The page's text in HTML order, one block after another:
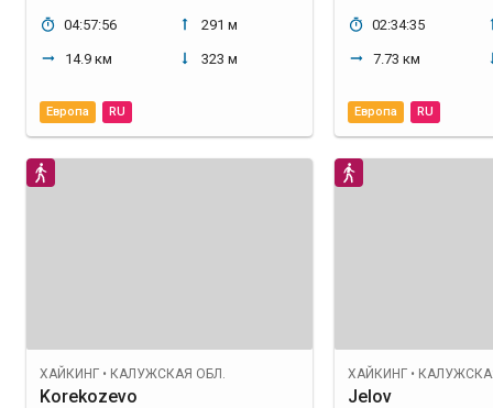
04:57:56
14.9 км
291 м
323 м
Европа RU
02:34:35
7.73 км
Европа RU
ХАЙКИНГ • КАЛУЖСКАЯ ОБЛ.
Korekozevo
ХАЙКИНГ •
Jelov